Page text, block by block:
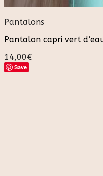
Pantalons
Pantalon capri vert
14,00€
Save